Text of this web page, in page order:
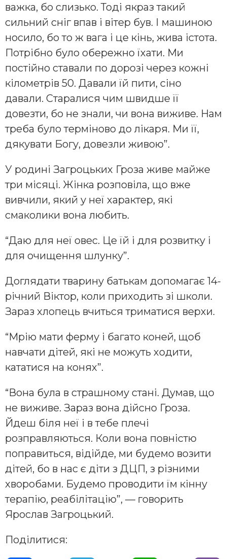
важка, бо слизько. Тоді якраз такий
сильний сніг впав і вітер був. І машиною
носило, бо то ж вага і це кінь, жива істота.
Потрібно було обережно їхати. Ми
постійно ставали по дорозі через кожні
кілометрів 50. Давали їй пити, сіно
давали. Старалися чим швидше її
довезти, бо не знали, чи вона виживе. Нам
треба було терміново до лікаря. Ми її,
дякувати Богу, довезли живою”.
У родині Загроцьких Гроза живе майже
три місяці. Жінка розповіла, що вже
вивчили, який у неї характер, які
смаколики вона любить.
“Даю для неї овес. Це їй і для розвитку і
для очищення шлунку”.
Доглядати тварину батькам допомагає 14-
річний Віктор, коли приходить зі школи.
Зараз хлопець вчиться триматися верхи.
“Мрію мати ферму і багато коней, щоб
навчати дітей, які не можуть ходити,
кататися на конях”.
“Вона була в страшному стані. Думав, що
не виживе. Зараз вона дійсно Гроза.
Йдеш біля неї і в тебе плечі
розправляються. Коли вона повністю
поправиться, відійде, ми будемо возити
дітей, бо в нас є діти з ДЦП, з різними
хворобами. Будемо проводити їм кінну
терапію, реабілітацію”, — говорить
Ярослав Загроцький.
Поділитися: